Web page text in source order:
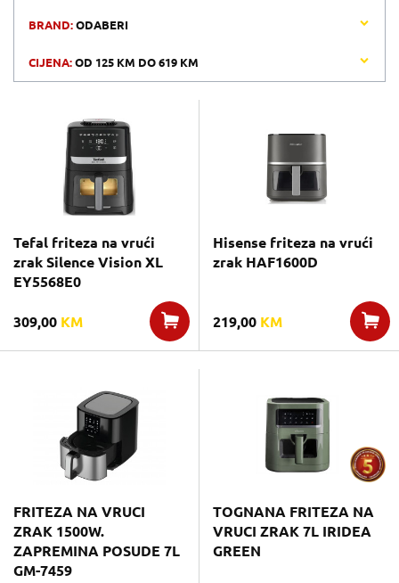
BRAND:ODABERI
CIJENA:OD 125 KM DO619 KM
Tefal friteza na vrući
zrak Silence Vision XL
EY5568E0
309,00 KM
Hisense friteza na vrući
zrak HAF1600D
219,00 KM
FRITEZA NA VRUCI
ZRAK 1500W.
ZAPREMINA POSUDE 7L
GM-7459
TOGNANA FRITEZA NA
VRUCI ZRAK 7L IRIDEA
GREEN